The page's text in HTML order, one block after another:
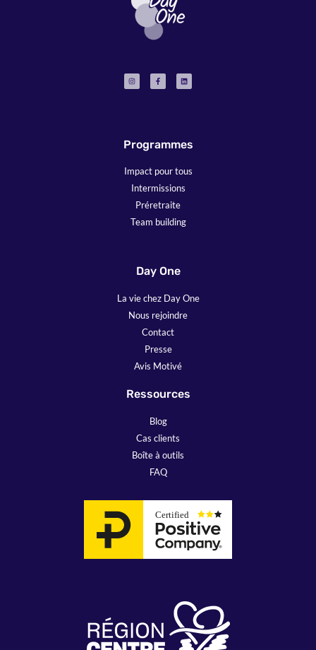
Programmes
Impact pour tous
Intermissions
Préretraite
Team building
Day One
La vie chez Day One
Nous rejoindre
Contact
Presse
Avis Motivé
Ressources
Blog
Cas clients
Boîte à outils
FAQ